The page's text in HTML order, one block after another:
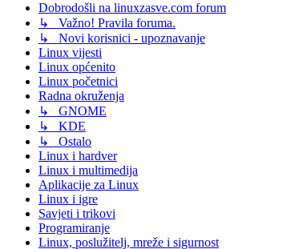
Dobrodošli na linuxzasve.com forum
↳ Važno! Pravila foruma.
↳ Novi korisnici - upoznavanje
Linux vijesti
Linux općenito
Linux početnici
Radna okruženja
↳ GNOME
↳ KDE
↳ Ostalo
Linux i hardver
Linux i multimedija
Aplikacije za Linux
Linux i igre
Savjeti i trikovi
Programiranje
Linux, poslužitelj, mreže i sigurnost